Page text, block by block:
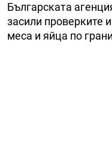
Българската
засили проверките
меса и яйца по